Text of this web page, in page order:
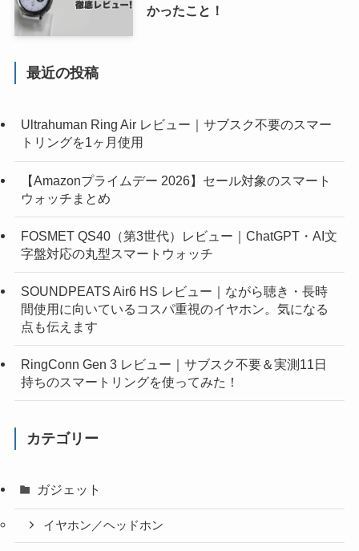
かったこと！
最近の投稿
Ultrahuman Ring Air レビュー｜サブスク不要のスマー
トリングを1ヶ月使用
【Amazonプライムデー 2026】セール対象のスマート
ウォッチまとめ
FOSMET QS40（第3世代）レビュー｜ChatGPT・AI文
字盤対応の丸型スマートウォッチ
SOUNDPEATS Air6 HS レビュー｜ながら聴き・長時
間使用に向いているコスパ重視のイヤホン。気になる
点も伝えます
RingConn Gen 3 レビュー｜サブスク不要＆実測11日
持ちのスマートリングを使ってみた！
カテゴリー
ガジェット
イヤホン／ヘッドホン